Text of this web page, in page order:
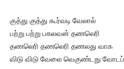
குத்து குத்து கூர்வடி வேலால்
பற்று பற்று பகலவன் தணலெரி
தணலெரி தணலெரி தணலது வாக
விடு விடு வேலை வெகுண்டது வோடப்